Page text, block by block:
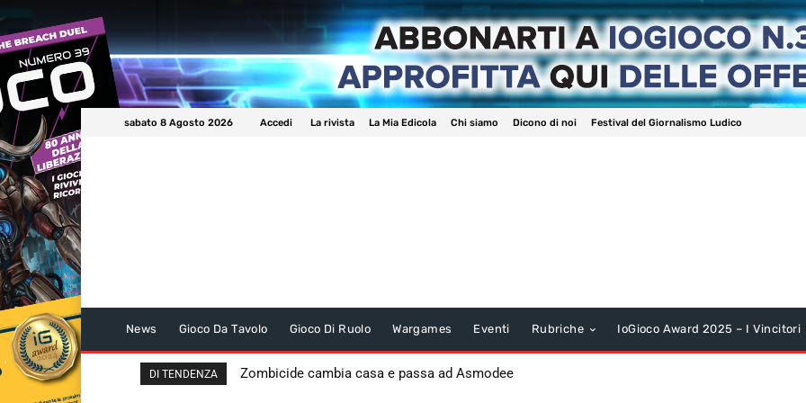
sabato 8 Agosto 2026 Accedi La rivista La Mia Edicola Chi siamo Dicono di noi Festival del Giornalismo Ludico
News Gioco Da Tavolo Gioco Di Ruolo Wargames Eventi Rubriche IoGioco Award 2025 – I Vincitori
DI TENDENZA Zombicide cambia casa e passa ad Asmodee